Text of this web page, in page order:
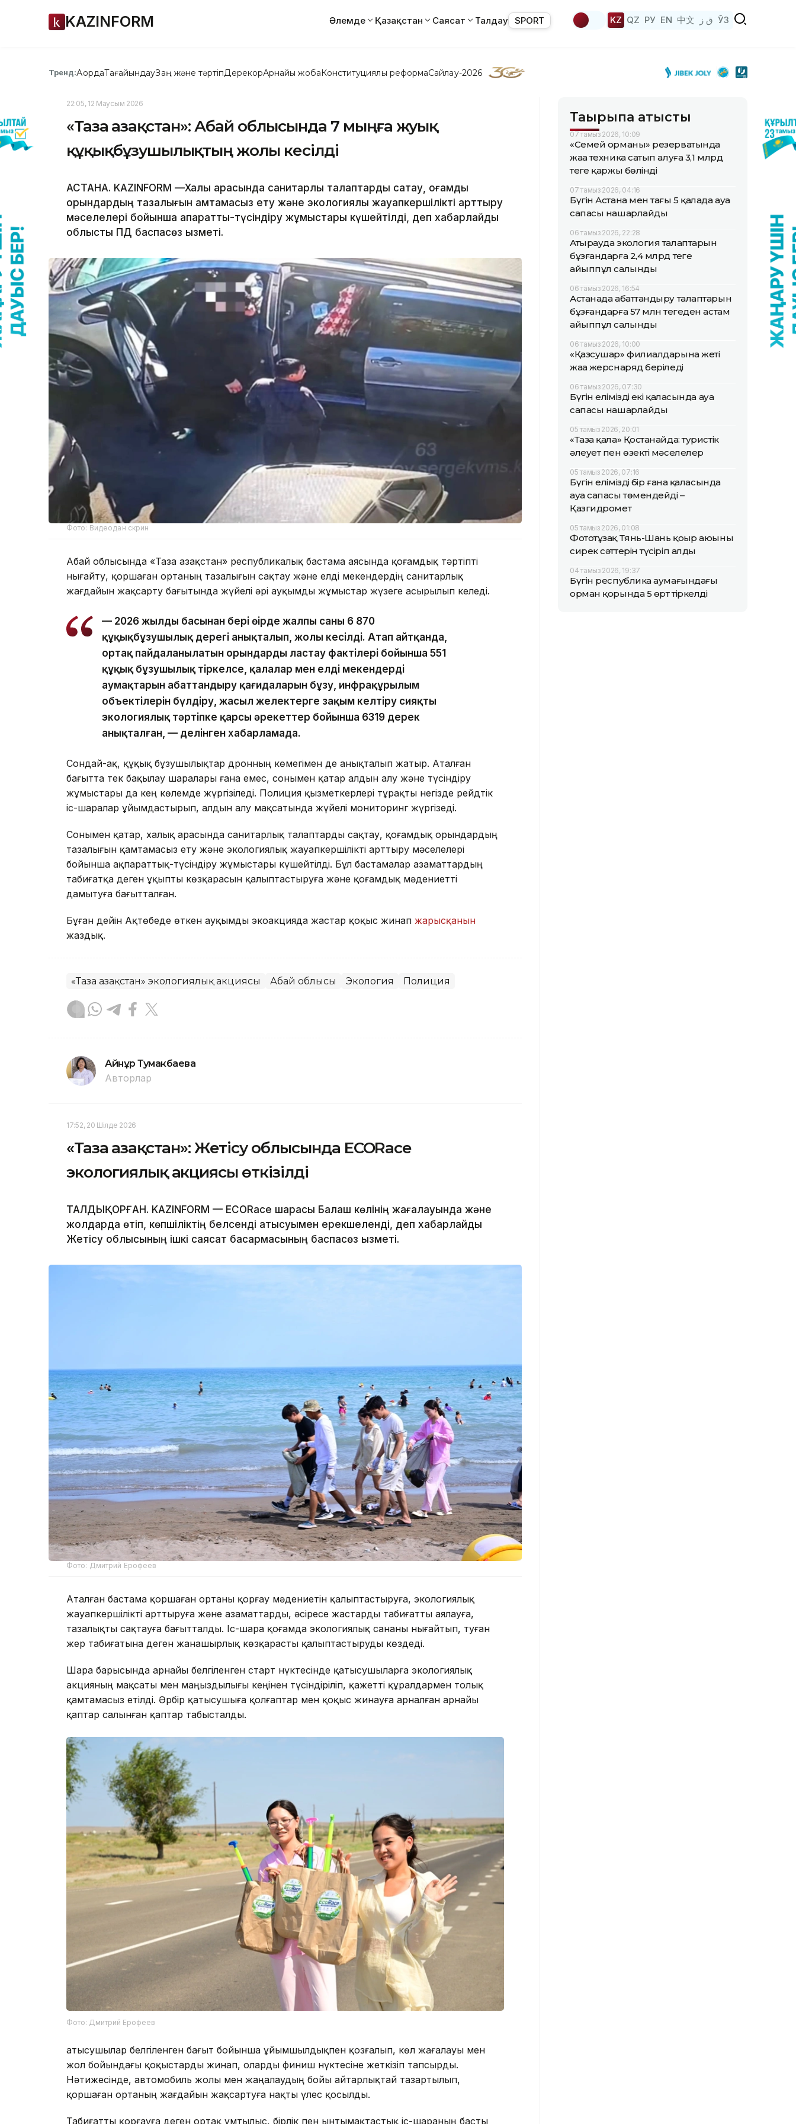
KAZINFORM Әлемде Қазақстан Саясат Талдау SPORT KZ QZ РУ EN 中文 ق ز ЎЗ
Тренд:АқордаТағайындауЗаң және тәртіпДерекқорАрнайы жобаКонституциялық реформаСайлау-2026
22:05, 12 Маусым 2026
«Таза Қазақстан»: Абай облысында 7 мыңға жуық
құқықбұзушылықтың жолы кесілді
АСТАНА. KAZINFORM —Халық арасында санитарлық талаптарды сақтау, қоғамдық
орындардың тазалығын қамтамасыз ету және экологиялық жауапкершілікті арттыру
мәселелері бойынша ақпараттық-түсіндіру жұмыстары күшейтілді, деп хабарлайды
облыстық ПД баспасөз қызметі.
Фото: Видеодан скрин
Абай облысында «Таза Қазақстан» республикалық бастама аясында қоғамдық тәртіпті
нығайту, қоршаған ортаның тазалығын сақтау және елді мекендердің санитарлық
жағдайын жақсарту бағытында жүйелі әрі ауқымды жұмыстар жүзеге асырылып келеді.
— 2026 жылдың басынан бері өңірде жалпы саны 6 870
құқықбұзушылық дерегі анықталып, жолы кесілді. Атап айтқанда,
ортақ пайдаланылатын орындарды ластау фактілері бойынша 551
құқық бұзушылық тіркелсе, қалалар мен елді мекендердің
аумақтарын абаттандыру қағидаларын бұзу, инфрақұрылым
объектілерін бүлдіру, жасыл желектерге зақым келтіру сияқты
экологиялық тәртіпке қарсы әрекеттер бойынша 6319 дерек
анықталған, — делінген хабарламада.
Сондай-ақ, құқық бұзушылықтар дронның көмегімен де анықталып жатыр. Аталған
бағытта тек бақылау шаралары ғана емес, сонымен қатар алдын алу және түсіндіру
жұмыстары да кең көлемде жүргізіледі. Полиция қызметкерлері тұрақты негізде рейдтік
іс-шаралар ұйымдастырып, алдын алу мақсатында жүйелі мониторинг жүргізеді.
Сонымен қатар, халық арасында санитарлық талаптарды сақтау, қоғамдық орындардың
тазалығын қамтамасыз ету және экологиялық жауапкершілікті арттыру мәселелері
бойынша ақпараттық-түсіндіру жұмыстары күшейтілді. Бұл бастамалар азаматтардың
табиғатқа деген ұқыпты көзқарасын қалыптастыруға және қоғамдық мәдениетті
дамытуға бағытталған.
Бұған дейін Ақтөбеде өткен ауқымды экоакцияда жастар қоқыс жинап жарысқанын
жаздық.
«Таза Қазақстан» экологиялық акциясы Абай облысы Экология Полиция
Айнұр Тумакбаева
Авторлар
17:52, 20 Шілде 2026
«Таза Қазақстан»: Жетісу облысында ECORace
экологиялық акциясы өткізілді
ТАЛДЫҚОРҒАН. KAZINFORM — ECORace шарасы Балқаш көлінің жағалауында және
жолдарда өтіп, көпшіліктің белсенді қатысуымен ерекшеленді, деп хабарлайды
Жетісу облысының ішкі саясат басқармасының баспасөз қызметі.
Фото: Дмитрий Ерофеев
Аталған бастама қоршаған ортаны қорғау мәдениетін қалыптастыруға, экологиялық
жауапкершілікті арттыруға және азаматтарды, әсіресе жастарды табиғатты аялауға,
тазалықты сақтауға бағытталды. Іс-шара қоғамда экологиялық сананы нығайтып, туған
жер табиғатына деген жанашырлық көзқарасты қалыптастыруды көздеді.
Шара барысында арнайы белгіленген старт нүктесінде қатысушыларға экологиялық
акцияның мақсаты мен маңыздылығы кеңінен түсіндіріліп, қажетті құралдармен толық
қамтамасыз етілді. Әрбір қатысушыға қолғаптар мен қоқыс жинауға арналған арнайы
қаптар салынған қаптар табысталды.
Фото: Дмитрий Ерофеев
Қатысушылар белгіленген бағыт бойынша ұйымшылдықпен қозғалып, көл жағалауы мен
жол бойындағы қоқыстарды жинап, оларды финиш нүктесіне жеткізіп тапсырды.
Нәтижесінде, автомобиль жолы мен жаңалаудың бойы айтарлықтай тазартылып,
қоршаған ортаның жағдайын жақсартуға нақты үлес қосылды.
Табиғатты қорғауға деген ортақ ұмтылыс, бірлік пен ынтымақтастық іс-шараның басты
Тақырыпқа қатысты
07 тамыз 2026, 10:09
«Семей орманы» резерватында
жаңа техника сатып алуға 3,1 млрд
теңге қаржы бөлінді
07 тамыз 2026, 04:16
Бүгін Астана мен тағы 5 қалада ауа
сапасы нашарлайды
06 тамыз 2026, 22:28
Атырауда экология талаптарын
бұзғандарға 2,4 млрд теңге
айыппұл салынды
06 тамыз 2026, 16:54
Астанада абаттандыру талаптарын
бұзғандарға 57 млн теңгеден астам
айыппұл салынды
06 тамыз 2026, 10:00
«Қазсушар» филиалдарына жеті
жаңа жерснаряд беріледі
06 тамыз 2026, 07:30
Бүгін еліміздің екі қаласында ауа
сапасы нашарлайды
05 тамыз 2026, 20:01
«Таза қала» Қостанайда: туристік
әлеует пен өзекті мәселелер
05 тамыз 2026, 07:16
Бүгін еліміздің бір ғана қаласында
ауа сапасы төмендейді –
Қазгидромет
05 тамыз 2026, 01:08
Фототұзақ Тянь-Шань қоңыр аюының
сирек сәттерін түсіріп алды
04 тамыз 2026, 19:37
Бүгін республика аумағындағы
орман қорында 5 өрт тіркелді